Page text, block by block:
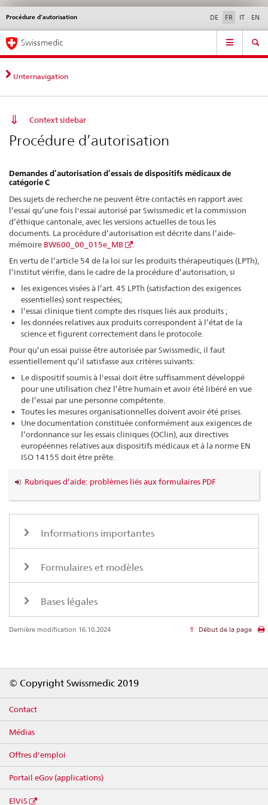
Navigation
directe:
actualités,
bases
contact
Actualités & Mises à
normes
Contact | Support &
aide
Procédure d’autorisation DE FR IT EN
Service
Navigation
Swissmedic
Unternavigation
Context sidebar
Procédure d’autorisation
Demandes d’autorisation d’essais de dispositifs médicaux de
catégorie C
Des sujets de recherche ne peuvent être contactés en rapport avec
l’essai qu’une fois l'essai autorisé par Swissmedic et la commission
d’éthique cantonale, avec les versions actuelles de tous les
documents. La procédure d’autorisation est décrite dans l’aide-
mémoire BW600_00_015e_MB
En vertu de l’article 54 de la loi sur les produits thérapeutiques (LPTh),
l’institut vérifie, dans le cadre de la procédure d’autorisation, si
les exigences visées à l’art. 45 LPTh (satisfaction des exigences
essentielles) sont respectées;
l’essai clinique tient compte des risques liés aux produits ;
les données relatives aux produits correspondent à l’état de la
science et figurent correctement dans le protocole.
Pour qu’un essai puisse être autorisée par Swissmedic, il faut
essentiellement qu’il satisfasse aux critères suivants:
Le dispositif soumis à l'essai doit être suffisamment développé
pour une utilisation chez l’être humain et avoir été libéré en vue
de l’essai par une personne compétente.
Toutes les mesures organisationnelles doivent avoir été prises.
Une documentation constituée conformément aux exigences de
l’ordonnance sur les essais cliniques (OClin), aux directives
européennes relatives aux dispositifs médicaux et à la norme EN
ISO 14155 doit être prête.
Rubriques d’aide: problèmes liés aux formulaires PDF
Informations importantes
Formulaires et modèles
Bases légales
Dernière modification 16.10.2024 Début de la page
© Copyright Swissmedic 2019
Contact
Médias
Offres d'emploi
Portail eGov (applications)
ElViS